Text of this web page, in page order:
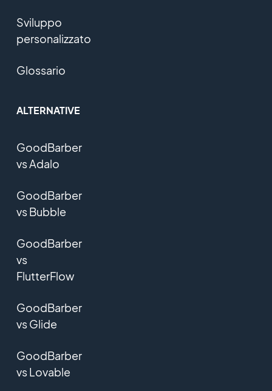
Sviluppo
personalizzato
Glossario
ALTERNATIVE
GoodBarber
vs Adalo
GoodBarber
vs Bubble
GoodBarber
vs
FlutterFlow
GoodBarber
vs Glide
GoodBarber
vs Lovable